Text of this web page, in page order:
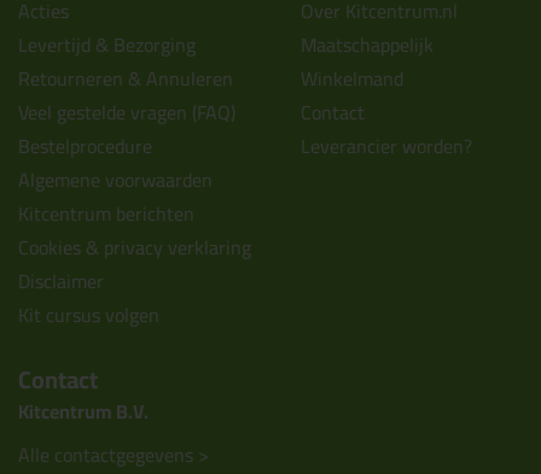
Acties
Levertijd & Bezorging
Retourneren & Annuleren
Veel gestelde vragen (FAQ)
Bestelprocedure
Algemene voorwaarden
Kitcentrum berichten
Cookies & privacy verklaring
Disclaimer
Kit cursus volgen
Over Kitcentrum.nl
Maatschappelijk
Winkelmand
Contact
Leverancier worden?
Contact
Kitcentrum B.V.
Alle contactgegevens >